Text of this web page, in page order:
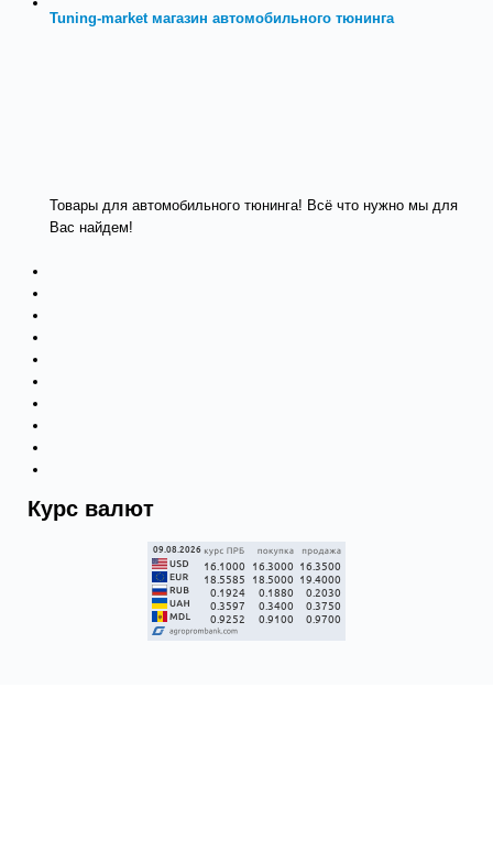
Tuning-market магазин автомобильного тюнинга
Товары для автомобильного тюнинга! Всё что нужно мы для
Вас найдем!
Курс валют